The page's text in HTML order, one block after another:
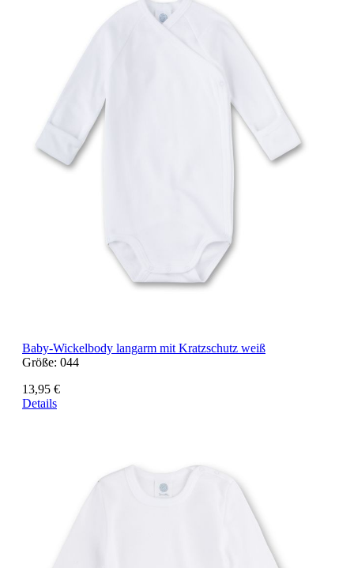
Baby-Wickelbody langarm mit Kratzschutz weiß
Größe: 044
13,95 €
Details